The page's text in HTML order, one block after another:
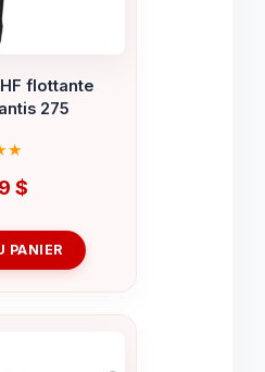
flottante
275
$
PANIER